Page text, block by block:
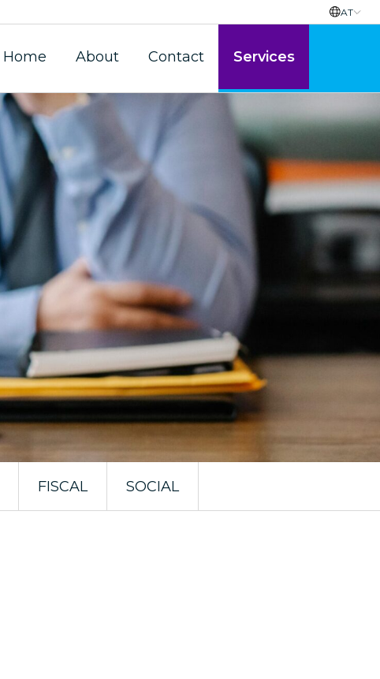
AT
Home About Contact Services
FISCAL SOCIAL